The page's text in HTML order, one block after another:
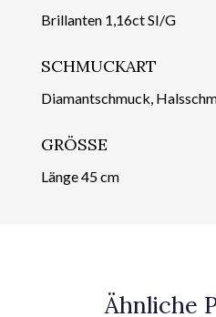
Brillanten 1,16ct SI/G
SCHMUCKART
Diamantschmuck,
GRÖSSE
Länge 45 cm
Ähnliche